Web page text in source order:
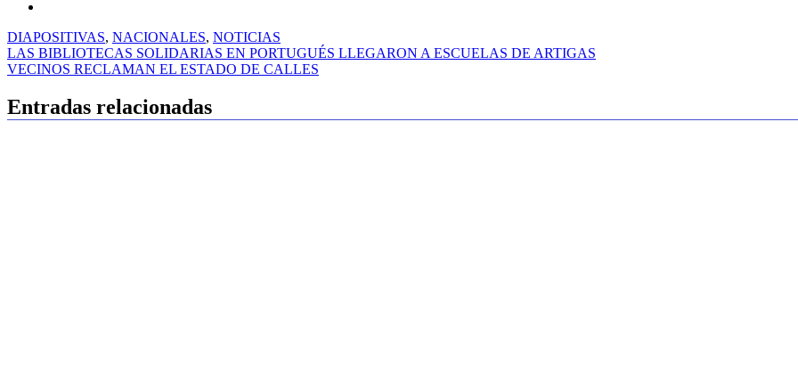
DIAPOSITIVAS, NACIONALES, NOTICIAS
Navegación
de
entradas
LAS BIBLIOTECAS SOLIDARIAS EN PORTUGUÉS LLEGARON A ESCUELAS DE ARTIGAS
VECINOS RECLAMAN EL ESTADO DE CALLES
Entradas relacionadas